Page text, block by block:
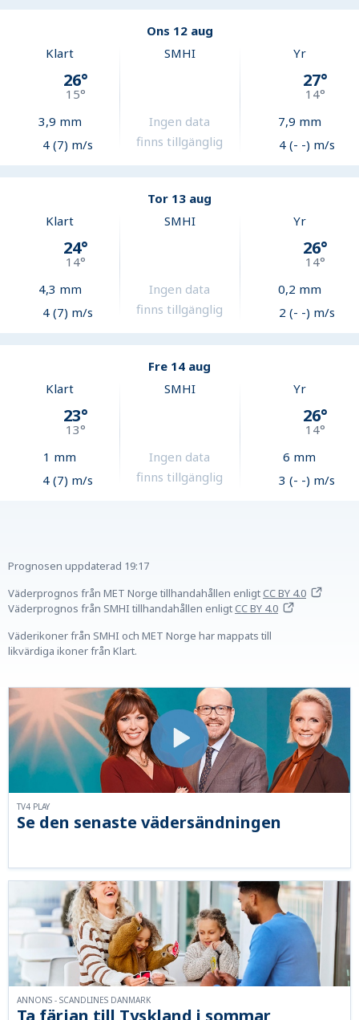
Ons 12 aug
Klart
26°
15°
3,9 mm
4 (7) m/s
SMHI
Ingen data
finns tillgänglig
Yr
27°
14°
7,9 mm
4 (- -) m/s
Tor 13 aug
Klart
24°
14°
4,3 mm
4 (7) m/s
SMHI
Ingen data
finns tillgänglig
Yr
26°
14°
0,2 mm
2 (- -) m/s
Fre 14 aug
Klart
23°
13°
1 mm
4 (7) m/s
SMHI
Ingen data
finns tillgänglig
Yr
26°
14°
6 mm
3 (- -) m/s
Prognosen uppdaterad 19:17
Väderprognos från MET Norge tillhandahållen enligtCC BY 4.0
Väderprognos från SMHI tillhandahållen enligtCC BY 4.0
Väderikoner från SMHI och MET Norge har mappats till
likvärdiga ikoner från Klart.
Se den senaste vädersändningen
TV4 PLAY
ANNONS - SCANDLINES DANMARK